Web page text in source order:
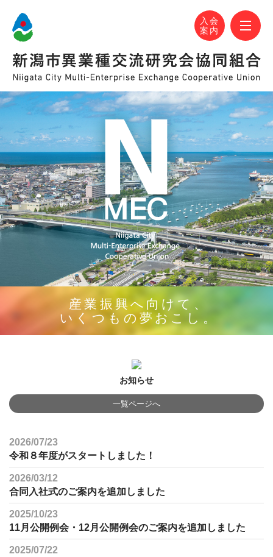
N-MEC 新潟市異業種交流研究会協同組合
おかげさまで設立30周年！
入会
案内
N-MEC
産業振興へ向けて、
いくつもの夢おこし。
お知らせ
一覧ページへ
2026/07/23
令和８年度がスタートしました！
2026/03/12
合同入社式のご案内を追加しました
2025/10/23
11月公開例会・12月公開例会のご案内を追加しました
2025/07/22